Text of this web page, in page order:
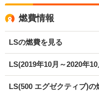
燃費情報
LSの燃費を見る
LS(2019年10月～2020年
LS(500 エグゼクティブ)の